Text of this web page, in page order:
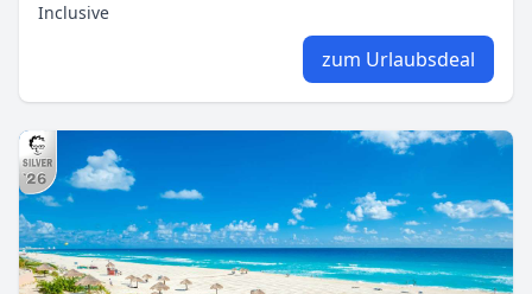
Inclusive
zum Urlaubsdeal